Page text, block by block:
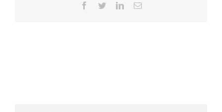
Facebook
TwitterLinkedInEmail